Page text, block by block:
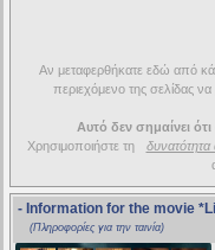
Αν μεταφερθήκατε εδώ από
περιεχόμενο της σελίδας
Αυτό δεν σημαίνει
Χρησιμοποιήστε τη
δυνατότητα
- Information for the movie
(Πληροφορίες για την ταινία)